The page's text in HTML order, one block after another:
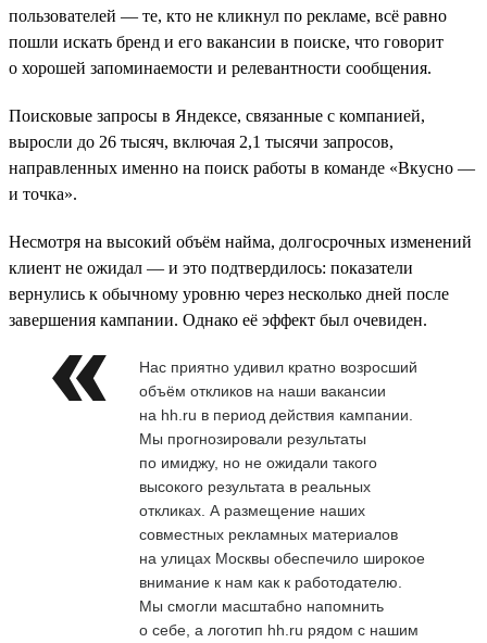
пользователей — те, кто не кликнул по рекламе, всё равно
пошли искать бренд и его вакансии в поиске, что говорит
о хорошей запоминаемости и релевантности сообщения.
Поисковые запросы в Яндексе, связанные с компанией,
выросли до 26 тысяч, включая 2,1 тысячи запросов,
направленных именно на поиск работы в команде «Вкусно —
и точка».
Несмотря на высокий объём найма, долгосрочных изменений
клиент не ожидал — и это подтвердилось: показатели
вернулись к обычному уровню через несколько дней после
завершения кампании. Однако её эффект был очевиден.
Нас приятно удивил кратно возросший
объём откликов на наши вакансии
на hh.ru в период действия кампании.
Мы прогнозировали результаты
по имиджу, но не ожидали такого
высокого результата в реальных
откликах. А размещение наших
совместных рекламных материалов
на улицах Москвы обеспечило широкое
внимание к нам как к работодателю.
Мы смогли масштабно напомнить
о себе, а логотип hh.ru рядом с нашим